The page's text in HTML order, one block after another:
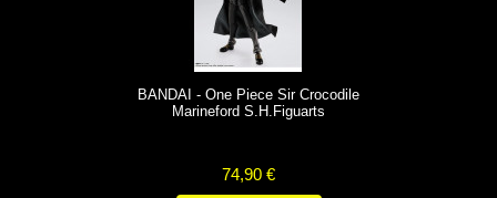
BANDAI - One Piece Sir Crocodile
Marineford S.H.Figuarts
74,90 €